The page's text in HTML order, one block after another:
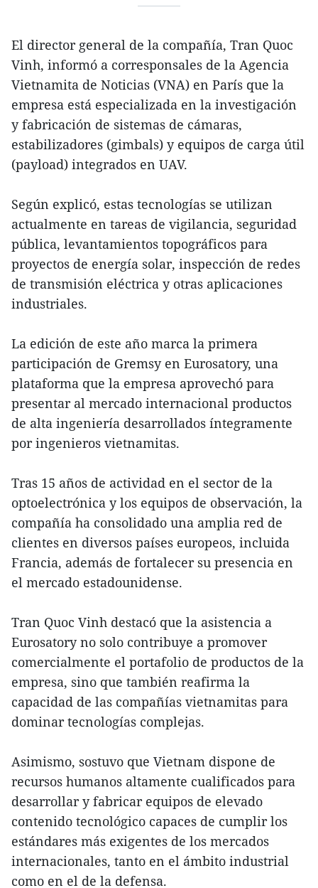
El director general de la compañía, Tran Quoc
Vinh, informó a corresponsales de la Agencia
Vietnamita de Noticias (VNA) en París que la
empresa está especializada en la investigación
y fabricación de sistemas de cámaras,
estabilizadores (gimbals) y equipos de carga útil
(payload) integrados en UAV.
Según explicó, estas tecnologías se utilizan
actualmente en tareas de vigilancia, seguridad
pública, levantamientos topográficos para
proyectos de energía solar, inspección de redes
de transmisión eléctrica y otras aplicaciones
industriales.
La edición de este año marca la primera
participación de Gremsy en Eurosatory, una
plataforma que la empresa aprovechó para
presentar al mercado internacional productos
de alta ingeniería desarrollados íntegramente
por ingenieros vietnamitas.
Tras 15 años de actividad en el sector de la
optoelectrónica y los equipos de observación, la
compañía ha consolidado una amplia red de
clientes en diversos países europeos, incluida
Francia, además de fortalecer su presencia en
el mercado estadounidense.
Tran Quoc Vinh destacó que la asistencia a
Eurosatory no solo contribuye a promover
comercialmente el portafolio de productos de la
empresa, sino que también reafirma la
capacidad de las compañías vietnamitas para
dominar tecnologías complejas.
Asimismo, sostuvo que Vietnam dispone de
recursos humanos altamente cualificados para
desarrollar y fabricar equipos de elevado
contenido tecnológico capaces de cumplir los
estándares más exigentes de los mercados
internacionales, tanto en el ámbito industrial
como en el de la defensa.